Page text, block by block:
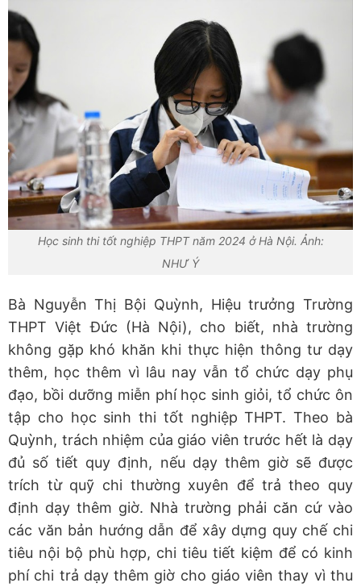
Học sinh thi tốt nghiệp THPT năm 2024 ở Hà Nội. Ảnh:
NHƯ Ý
Bà Nguyễn Thị Bội Quỳnh, Hiệu trưởng Trường
THPT Việt Đức (Hà Nội), cho biết, nhà trường
không gặp khó khăn khi thực hiện thông tư dạy
thêm, học thêm vì lâu nay vẫn tổ chức dạy phụ
đạo, bồi dưỡng miễn phí học sinh giỏi, tổ chức ôn
tập cho học sinh thi tốt nghiệp THPT. Theo bà
Quỳnh, trách nhiệm của giáo viên trước hết là dạy
đủ số tiết quy định, nếu dạy thêm giờ sẽ được
trích từ quỹ chi thường xuyên để trả theo quy
định dạy thêm giờ. Nhà trường phải căn cứ vào
các văn bản hướng dẫn để xây dựng quy chế chi
tiêu nội bộ phù hợp, chi tiêu tiết kiệm để có kinh
phí chi trả dạy thêm giờ cho giáo viên thay vì thu